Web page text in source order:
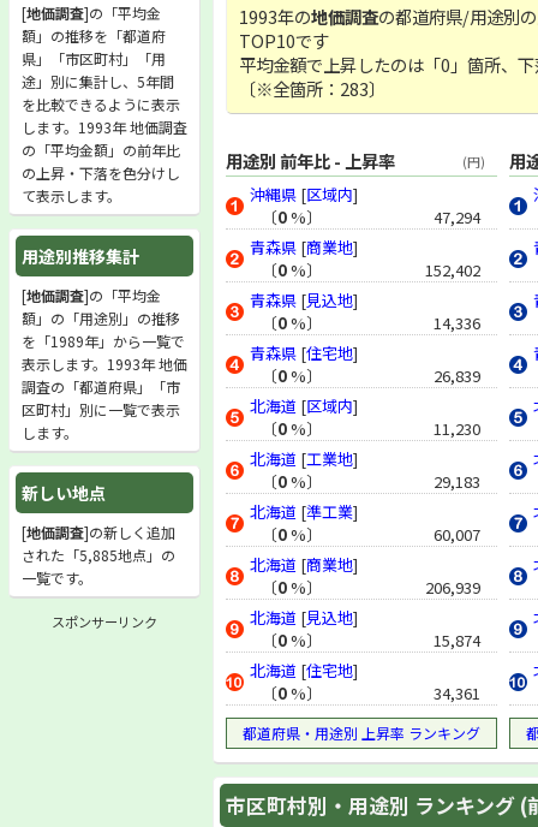
1993年の地価調査の都道府県/用途別
TOP10です
平均金額で上昇したのは「0」箇所、
〔※全箇所：283〕
用途別 前年比 - 上昇率 (円)
沖縄県 [区域内]
〔0%〕
47,294
青森県 [商業地]
〔0%〕
152,402
青森県 [見込地]
〔0%〕
14,336
青森県 [住宅地]
〔0%〕
26,839
北海道 [区域内]
〔0%〕
11,230
北海道 [工業地]
〔0%〕
29,183
北海道 [準工業]
〔0%〕
60,007
北海道 [商業地]
〔0%〕
206,939
北海道 [見込地]
〔0%〕
15,874
北海道 [住宅地]
〔0%〕 34,361
都道府県・用途別 上昇率 ランキング
用
市区町村別・用途別 ランキング (
[地価調査]の「平均金
額」の推移を「都道府
県」「市区町村」「用
途」別に集計し、5年間
を比較できるように表示
します。1993年 地価調査
の「平均金額」の前年比
の上昇・下落を色分けし
て表示します。
用途別推移集計
[地価調査]の「平均金
額」の「用途別」の推移
を「1989年」から一覧で
表示します。1993年 地価
調査の「都道府県」「市
区町村」別に一覧で表示
します。
新しい地点
[地価調査]の新しく追加
された「5,885地点」の
一覧です。
スポンサーリンク